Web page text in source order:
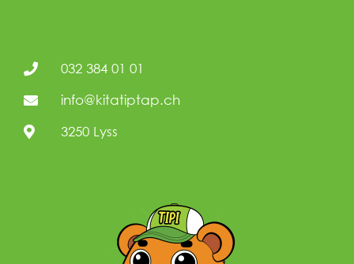
032 384 01 01
info@kitatiptap.ch
3250 Lyss